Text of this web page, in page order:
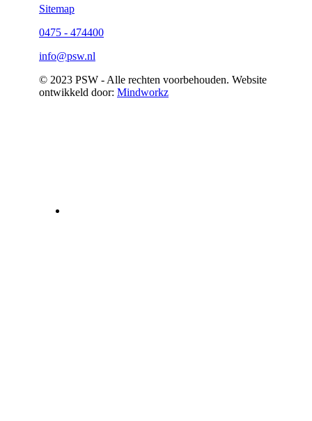
Sitemap
0475 - 474400
info@psw.nl
© 2023 PSW - Alle rechten voorbehouden. Website
ontwikkeld door: Mindworkz